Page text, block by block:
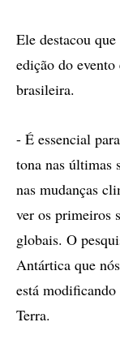
Ele destacou
edição do
brasileira.
- É essencial
tona nas últimas
nas mudanças
ver os primeiros
globais. O
Antártica que
está
Terra.